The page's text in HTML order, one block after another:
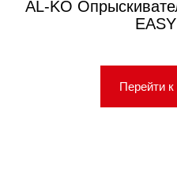
AL-KO
Перейти